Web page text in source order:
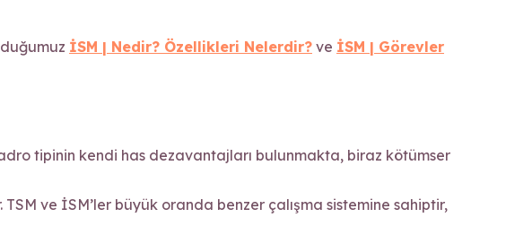
İSM | Nedir? Özellikleri Nelerdir? ve İSM | Görevler
tipinin kendi has dezavantajları bulunmakta, biraz kötümser
ve İSM’ler büyük oranda benzer çalışma sistemine sahiptir,